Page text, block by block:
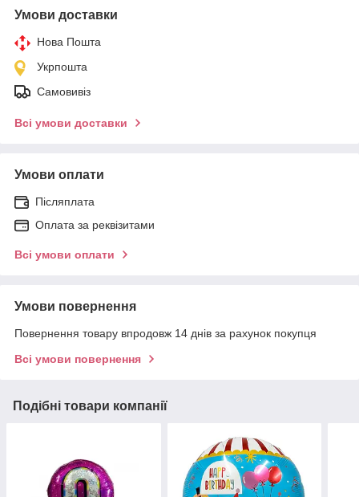
Умови доставки
Нова Пошта
Укрпошта
Самовивіз
Всі умови доставки
Умови оплати
Післяплата
Оплата за реквізитами
Всі умови оплати
Умови повернення
Повернення товару впродовж 14 днів за рахунок покупця
Всі умови повернення
Подібні товари компанії